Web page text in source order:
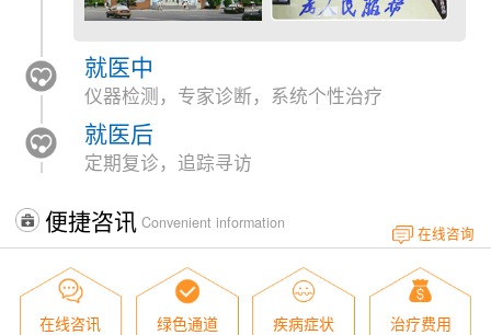
就医中
仪器检测，专家诊断，系统个性治疗
就医后
定期复诊，追踪寻访
便捷咨讯 Convenient information
在线咨询
在线咨讯 绿色通道 疾病症状 治疗费用